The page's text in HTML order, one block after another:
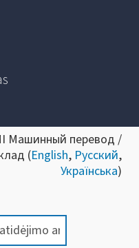
Машинный перевод /
(English, Русский,
Українська)